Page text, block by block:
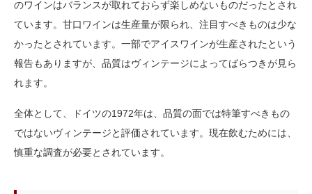
のワインはバランスが取れておらず楽しめないものだったとされ
ています。甘口ワインは生産量が限られ、注目すべきものは少な
かったとされています。一部でアイスワインが生産されたという
報告もありますが、品質はヴィンテージによってばらつきが見ら
れます。
全体として、ドイツの1972年は、品質の面では特筆すべきもの
ではないヴィンテージと評価されています。現在飲むためには、
慎重な調査が必要とされています。